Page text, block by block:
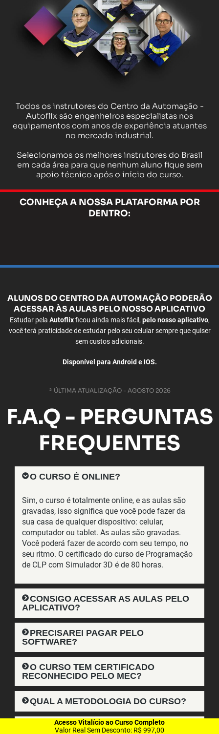
Todos os instrutores do Centro da Automação -
Autoflix são engenheiros especialistas nos
equipamentos com anos de experiência atuantes
no mercado industrial.
Selecionamos os melhores instrutores do Brasil
em cada área para que nenhum aluno fique sem
apoio técnico após o início do curso.
CONHEÇA A NOSSA PLATAFORMA POR
DENTRO:
ALUNOSDO CENTRO DA AUTOMAÇÃO PODERÃO
ACESSAR ÀSAULAS PELO NOSSO APLICATIVO
Estudar pela Autoflixficou ainda mais fácil, pelo nosso aplicativo,
você terá praticidade de estudar pelo seu celular sempre que quiser
sem custos adicionais.
Disponível para Android e IOS.
* ÚLTIMA ATUALIZAÇÃO - AGOSTO 2026
F.A.Q - PERGUNTAS
FREQUENTES
O CURSO É ONLINE?
Sim, o curso é totalmente online, e as aulas são
gravadas, isso significa que você pode fazer da
sua casa de qualquer dispositivo: celular,
computador ou tablet. As aulas são gravadas.
Você poderá fazer de acordo com seu tempo, no
seu ritmo. O certificado do curso de Programação
de CLP com Simulador 3D é de 80 horas.
CONSIGO ACESSAR AS AULAS PELO
APLICATIVO?
PRECISAREI PAGAR PELO
SOFTWARE?
O CURSO TEM CERTIFICADO
RECONHECIDO PELO MEC?
QUAL A METODOLOGIA DO CURSO?
O CONTEÚDO DO CURSO É
Acesso Vitalício ao Curso Completo
Valor Real Sem Desconto: R$ 997,00